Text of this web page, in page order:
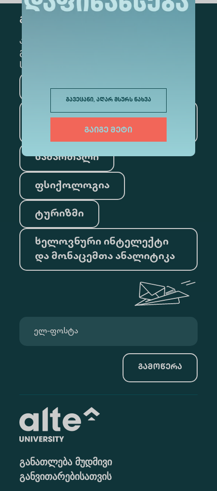
გავეცანი, აღარ მსურს ნახვა
გაიგე მეტი
გამოწერა
კონკრეტული მიმართულების
გამოსაწერად, მონიშნეთ შესაბამისი
სექცია
მედიცინა ბიზნესი
საინფორმაციო
ტექნოლოგიები
სამართალი
ფსიქოლოგია
ტურიზმი
ხელოვნური ინტელექტი
და მონაცემთა ანალიტიკა
გამოწერა
განათლება მუდმივი
განვითარებისათვის